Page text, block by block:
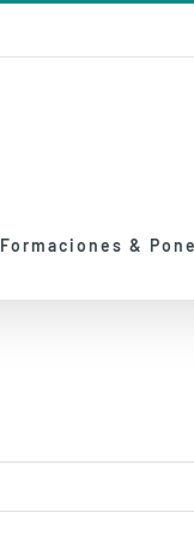
Formaciones &